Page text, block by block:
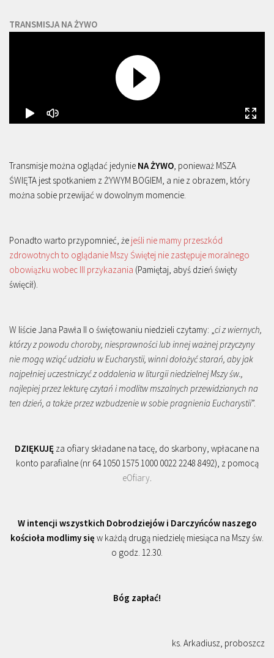
TRANSMISJA NA ŻYWO
Transmisje można oglądać jedynie NA ŻYWO , ponieważ MSZA
ŚWIĘTA jest spotkaniem z ŻYWYM BOGIEM, a nie z obrazem, który
można sobie przewijać w dowolnym momencie.
Ponadto warto przypomnieć, że jeśli nie mamy przeszkód
zdrowotnych to oglądanie Mszy Świętej nie zastępuje moralnego
obowiązku wobec III przykazania (Pamiętaj, abyś dzień święty
święcił).
W liście Jana Pawła II o świętowaniu niedzieli czytamy: „ ci z wiernych,
którzy z powodu choroby, niesprawności lub innej ważnej przyczyny
nie mogą wziąć udziału w Eucharystii, winni dołożyć starań, aby jak
najpełniej uczestniczyć z oddalenia w liturgii niedzielnej Mszy św.,
najlepiej przez lekturę czytań i modlitw mszalnych przewidzianych na
ten dzień, a także przez wzbudzenie w sobie pragnienia Eucharystii”.
DZIĘKUJĘ za ofiary składane na tacę, do skarbony, wpłacane na
konto parafialne (nr 64 1050 1575 1000 0022 2248 8492), z pomocą
eOfiary
W intencji wszystkich Dobrodziejów i Darczyńców naszego
kościoła modlimy się w każdą drugą niedzielę miesiąca na Mszy św.
o godz. 12.30.
Bóg zapłać!
ks. Arkadiusz, proboszcz